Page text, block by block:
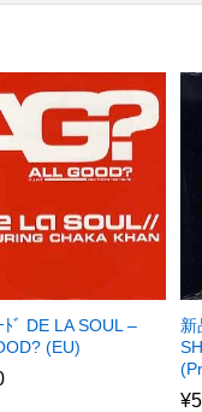
ﾄﾞ DE LA SOUL –
(EU)
新
¥